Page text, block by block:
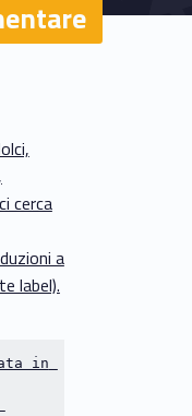
cerca
a
label).
in